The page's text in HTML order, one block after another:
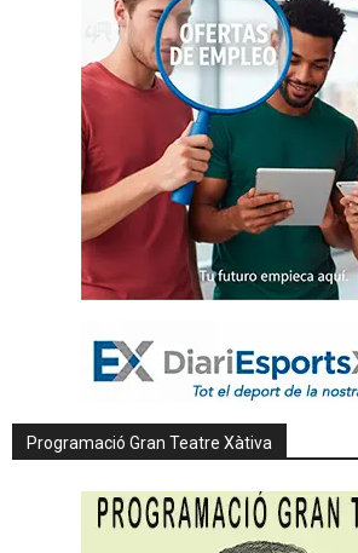
Programació Gran Teatre Xàtiva